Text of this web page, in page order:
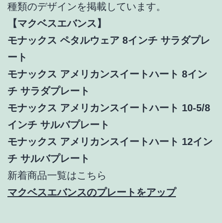
種類のデザインを掲載しています。
【マクベスエバンス】
モナックス ペタルウェア 8インチ サラダプレ
ート
モナックス アメリカンスイートハート 8イン
チ サラダプレート
モナックス アメリカンスイートハート 10-5/8
インチ サルバプレート
モナックス アメリカンスイートハート 12イン
チ サルバプレート
新着商品一覧はこちら
マクベスエバンスのプレートをアップ